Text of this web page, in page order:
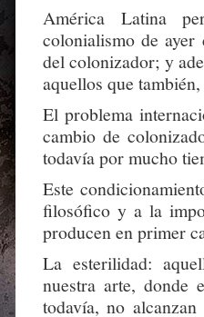
América Latina
colonialismo de ayer
del colonizador; y
aquellos que
El problema
cambio de
todavía por mucho
Este
filosófico y a la
producen en primer
La esterilidad:
nuestra arte, donde
todavía, no